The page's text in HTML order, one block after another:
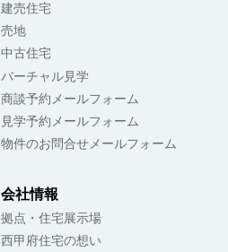
建売住宅
売地
中古住宅
バーチャル見学
商談予約メールフォーム
見学予約メールフォーム
物件のお問合せメールフォーム
会社情報
拠点・住宅展示場
西甲府住宅の想い